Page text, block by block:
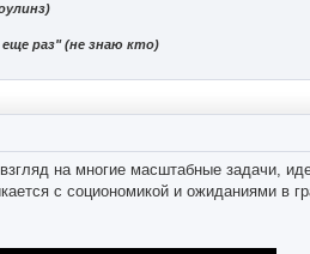
раз" (не знаю кто)
на многие масштабные задачи,
с социономикой и ожиданиями в